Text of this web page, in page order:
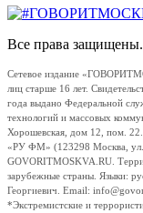
Все права
Сетевое издание
лиц старше 16 лет.
года выдано Федеральной
технологий и массовых
Хорошевская, дом 12, пом.
«РУ ФМ» (123298 Москва, ул.
GOVORITMOSKVA.RU.
зарубежные страны. Языки:
Георгиевич. Email:
*Экстремистские и